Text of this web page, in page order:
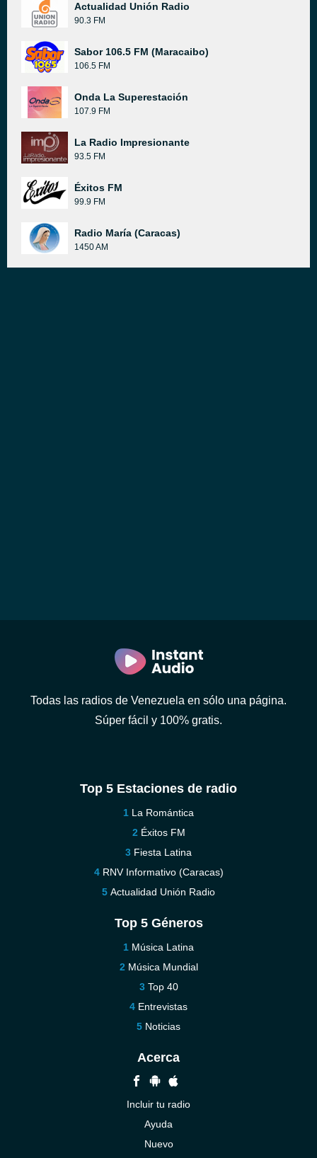
Actualidad Unión Radio
90.3 FM
Sabor 106.5 FM (Maracaibo)
106.5 FM
Onda La Superestación
107.9 FM
La Radio Impresionante
93.5 FM
Éxitos FM
99.9 FM
Radio María (Caracas)
1450 AM
Todas las radios de Venezuela en sólo una página.
Súper fácil y 100% gratis.
Top 5 Estaciones de radio
La Romántica
Éxitos FM
Fiesta Latina
RNV Informativo (Caracas)
Actualidad Unión Radio
Top 5 Géneros
Música Latina
Música Mundial
Top 40
Entrevistas
Noticias
Acerca
Incluir tu radio
Ayuda
Nuevo